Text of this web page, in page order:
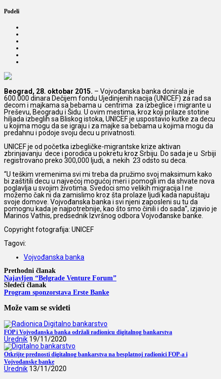
Podeli
Beograd, 28. oktobar 2015. – Vojvođanska banka donirala je
600.000 dinara Dečijem fondu Ujedinjenih nacija (UNICEF) za rad sa
decom i majkama sa bebama u centrima za izbeglice i migrante u
Preševu, Beogradu i Šidu. U ovim mestima, kroz koji prilaze stotine
hiljada izbeglih sa Bliskog istoka, UNICEF je uspostavio kutke za decu
u kojima mogu da se igraju i za majke sa bebama u kojima mogu da
predahnu i podoje svoju decu u privatnosti.
UNICEF je od početka izbegličke-migrantske krize aktivan
zbrinjavanju dece i porodica u pokretu kroz Srbiju. Do sada je u Srbiji
registrovano preko 300,000 ljudi, a nekih 23 odsto su deca.
“U teškim vremenima svi mi treba da pružimo svoj maksimum kako
bi zaštitili decu u najvećoj mogućoj meri i pomogli im da shvate nova
poglavlja u svojim životima. Svedoci smo velikih migracija I ne
možemo čak ni da zamislimo kroz šta prolaze ljudi kada napuštaju
svoje domove. Vojvođanska banka i svi njeni zaposleni su tu da
pomognu kada je najpotrebnije, kao što smo činili i do sada”, izjavio je
Marinos Vathis, predsednik Izvršnog odbora Vojvođanske banke.
Copyright fotografija: UNICEF
Tagovi:
Vojvođanska banka
Prethodni članak
Najavljen “Belgrade Venture Forum”
Sledeći članak
Program sponzorstava Erste Banke
Može vam se svideti
FOP i Vojvođanska banka održali radionicu digitalnog bankarstva
Urednik 19/11/2020
Otkrijte prednosti digitalnog bankarstva na besplatnoj radionici FOP-a i
Vojvođanske banke
Urednik 13/11/2020